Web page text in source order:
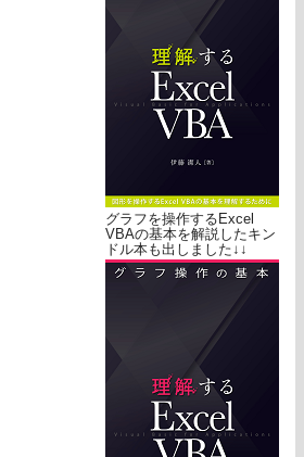
グラフを操作するExcel
VBAの基本を解説したキン
ドル本も出しました↓↓